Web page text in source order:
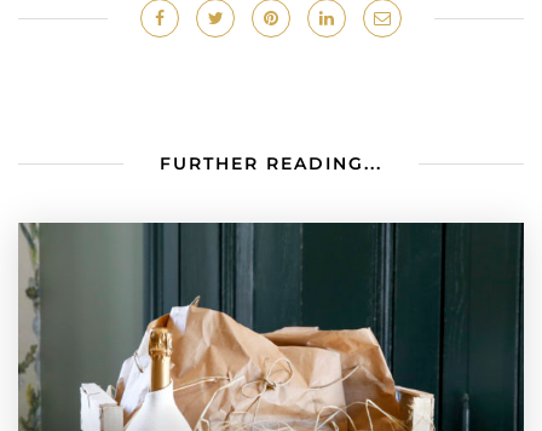
FURTHER READING...